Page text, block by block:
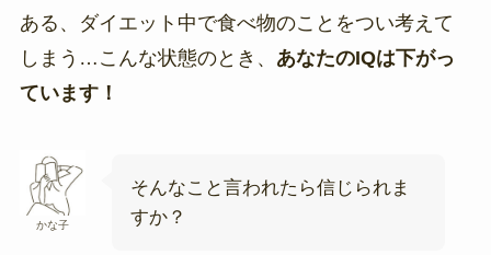
ある、ダイエット中で食べ物のことをつい考えて
しまう…こんな状態のとき、 あなたのIQは下がっ
ています！
かな子
そんなこと言われたら信じられま
すか？